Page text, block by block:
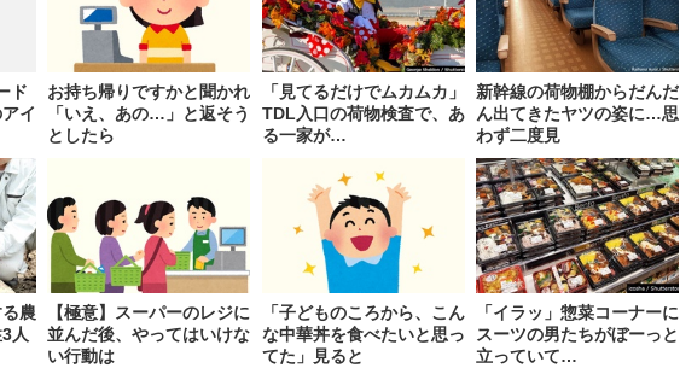
ド
イ
お持ち帰りですかと聞かれ
「いえ、あの…」と返そう
としたら
「見てるだけでムカムカ」
TDL入口の荷物検査で、あ
る一家が…
新幹線の荷物棚からだんだ
ん出てきたヤツの姿に…思
わず二度見
農
人
【極意】スーパーのレジに
並んだ後、やってはいけな
い行動は
「子どものころから、こん
な中華丼を食べたいと思っ
てた」見ると
「イラッ」惣菜コーナーに
スーツの男たちがぼーっと
立っていて…